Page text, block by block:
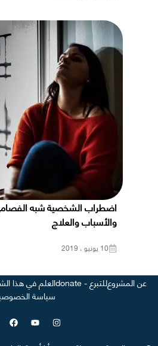
اضطراب الشخصية شبه
والأسباب والعلاج
10 يونيو ، 2019
عن المشروعللتبرع - donate العلم في هذا
سياسة